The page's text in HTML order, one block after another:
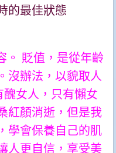
的最佳狀態
。 貶值，是從年齡
沒辦法，以貌取人
女人，只有懶女
紅顏消逝， 但是我
學會保養自己的肌
人更自信，享受美